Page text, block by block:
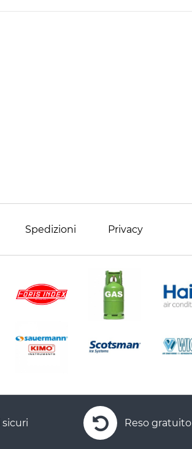
Spedizioni Privacy
Reso gratuito